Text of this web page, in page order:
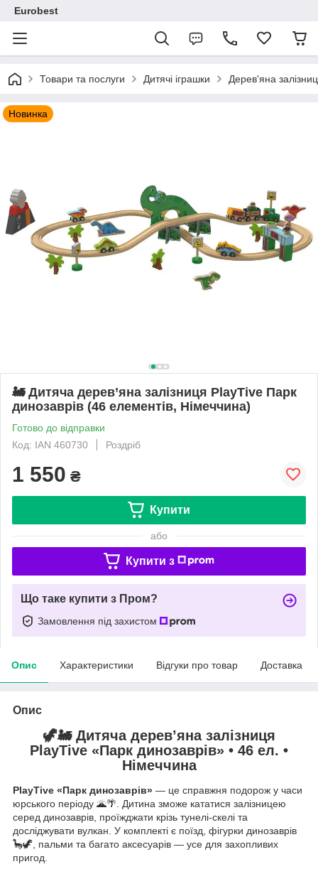
Eurobest
Товари та послуги Дитячі іграшки Дерев'яна
Новинка
🚂 Дитяча дерев’яна залізниця PlayTive Парк
динозаврів (46 елементів, Німеччина)
Готово до відправки
Код: IAN 460730
Роздріб
1 550 ₴
Купити
або
Купити з
Що таке купити з Пром?
Замовлення під захистом
Опис Характеристики Відгуки про товар Доставка
Опис
🦖🚂 Дитяча дерев’яна залізниця
PlayTive «Парк динозаврів» • 46 ел. •
Німеччина
PlayTive «Парк динозаврів» — це справжня подорож у часи
юрського періоду 🌋🌴. Дитина зможе кататися залізницею
серед динозаврів, проїжджати крізь тунелі-скелі та
досліджувати вулкан. У комплекті є поїзд, фігурки динозаврів
🦕🦖, пальми та багато аксесуарів — усе для захопливих
пригод.